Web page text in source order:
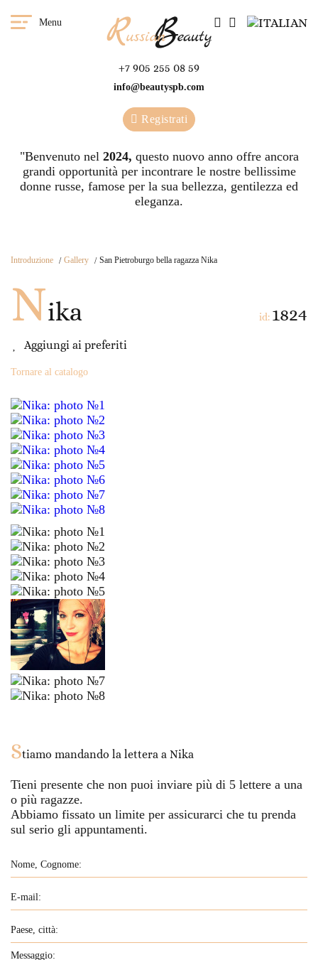
Menu
+7 905 255 08 59
info@beautyspb.com
Registrati
"Benvenuto nel 2024, questo nuovo anno offre ancora
grandi opportunità per incontrare le nostre bellissime
donne russe, famose per la sua bellezza, gentilezza ed
eleganza.
Introduzione Gallery San Pietroburgo bella ragazza Nika
Nika
Aggiungi ai preferiti
id: 1824
Tornare al catalogo
Stiamo mandando la lettera a Nika
Tieni presente che non puoi inviare più di 5 lettere a una
o più ragazze.
Abbiamo fissato un limite per assicurarci che tu prenda
sul serio gli appuntamenti.